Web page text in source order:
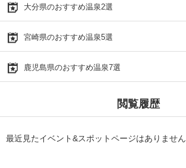
大分県のおすすめ温泉2選
宮崎県のおすすめ温泉5選
鹿児島県のおすすめ温泉7選
閲覧履歴
最近見たイベント&スポットページはありません